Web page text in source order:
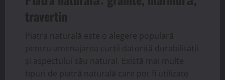
travertin
Piatra naturală este o alegere populară
pentru amenajarea curții datorită durabilității
și aspectului său natural. Există mai multe
tipuri de piatră naturală care pot fi utilizate